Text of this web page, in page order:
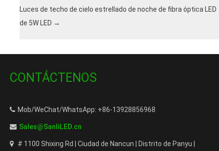
Luces de techo de cielo estrellado de noche de fibra óptica LED
de 5W LED →
CONTÁCTENOS
Mob/WeChat/WhatsApp: +86-13928856968
Sales@SanliLED.cn
# 1100 Shixing Rd | Ciudad de Nancun | Distrito de Panyu |